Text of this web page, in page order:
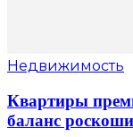
Недвижимость
Квартиры
баланс